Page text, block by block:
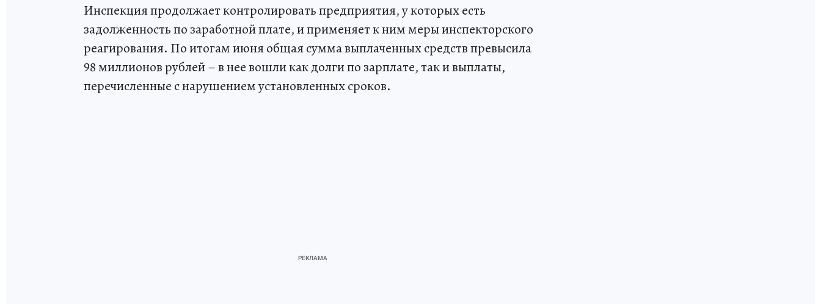
Инспекция продолжает контролировать предприятия, у которых есть
задолженность по заработной плате, и применяет к ним меры инспекторского
реагирования. По итогам июня общая сумма выплаченных средств превысила
98 миллионов рублей – в нее вошли как долги по зарплате, так и выплаты,
перечисленные с нарушением установленных сроков.